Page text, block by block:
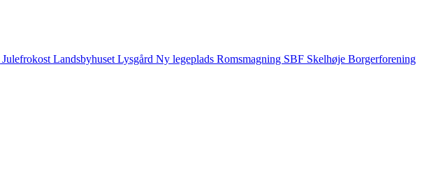
Julefrokost Landsbyhuset Lysgård Ny legeplads Romsmagning SBF Skelhøje Borgerforening